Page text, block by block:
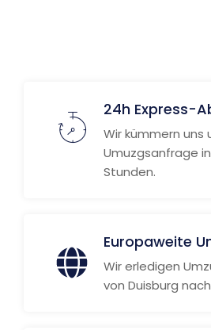
24h Express-
Wir kümmern uns
Umuzgsanfrage
Stunden.
Europaweite
Wir erledigen
von Duisburg